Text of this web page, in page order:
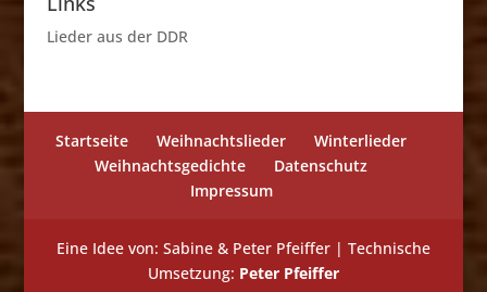
Lieder aus der DDR
Startseite Weihnachtslieder
Winterlieder
Weihnachtsgedichte
Datenschutz
Impressum
Eine Idee von: Sabine & Peter Pfeiffer | Technische
Umsetzung: Peter Pfeiffer